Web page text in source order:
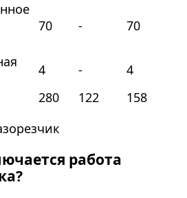
70 - 70
4 -
4
280 122
158
работа